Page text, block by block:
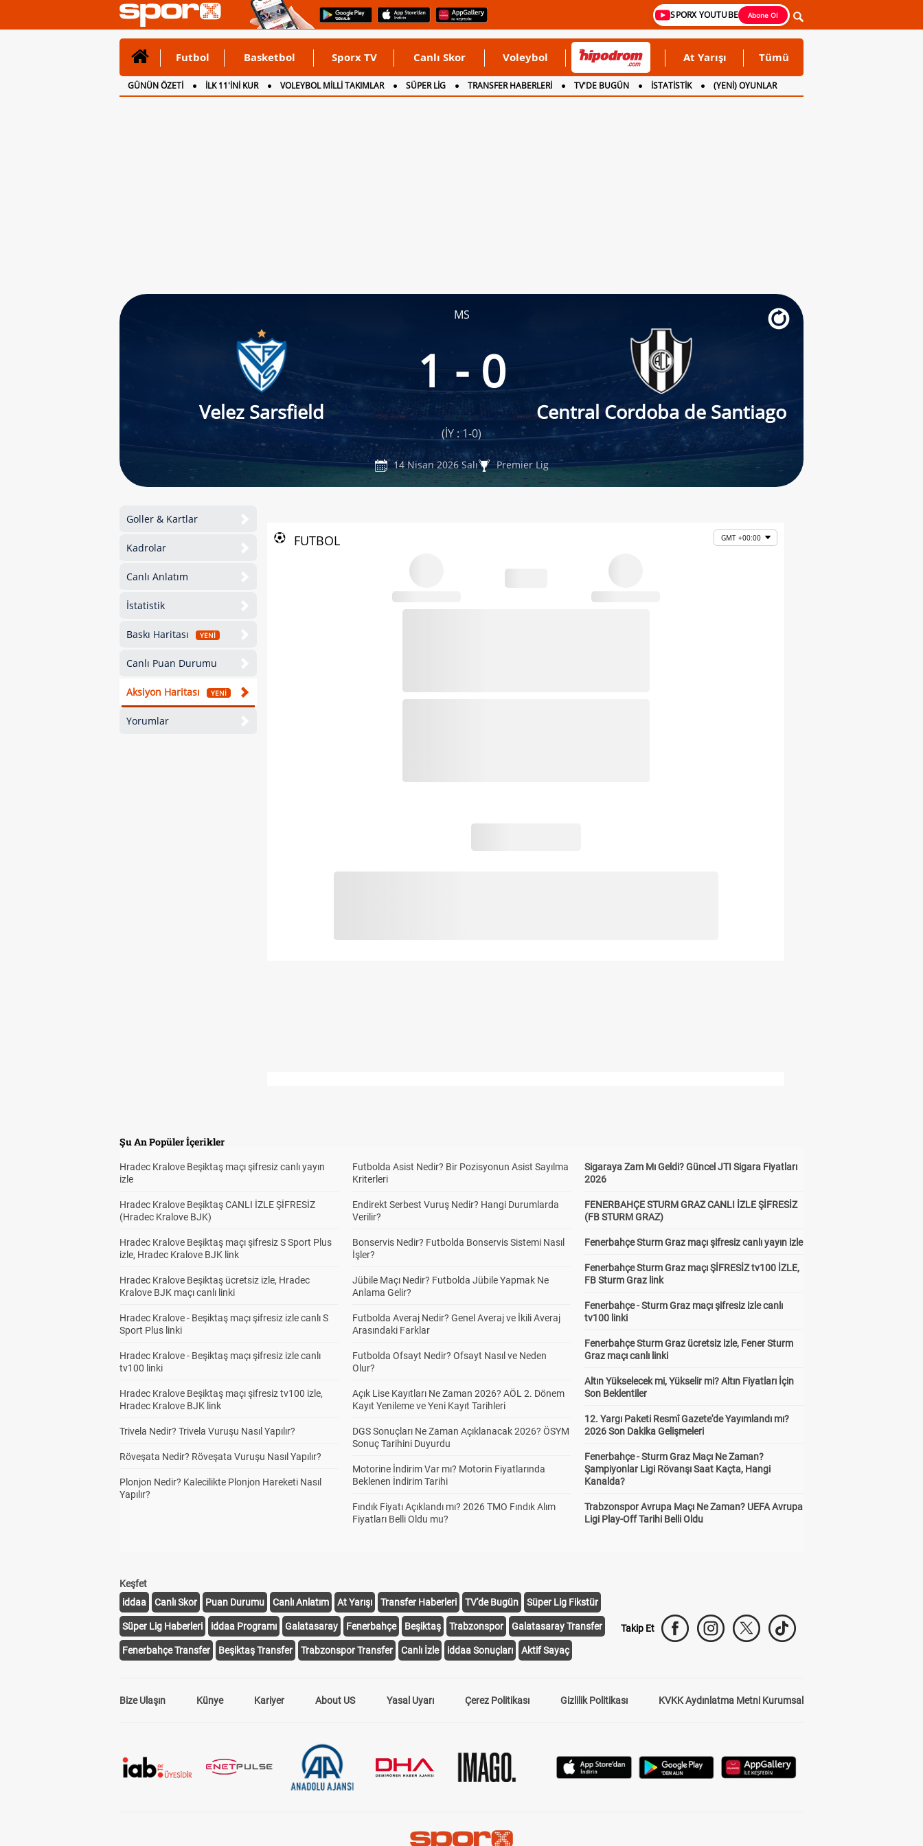
SPORX YOUTUBE Abone Ol
Futbol Basketbol Sporx TV Canlı Skor Voleybol At Yarışı Tümü
GÜNÜN ÖZETİ İLK 11'İNİ KUR VOLEYBOL MİLLİ TAKIMLAR SÜPER LİG TRANSFER HABERLERİ TV'DE BUGÜN İSTATİSTİK
(YENİ) OYUNLAR
CANLI ANLATIM
İNGİLTERE
MS
Velez Sarsfield
1 - 0
Central Cordoba de Santiago
(İY : 1-0)
14 Nisan 2026 Salı Premier Lig
Goller & Kartlar
Kadrolar
Canlı Anlatım
İstatistik
Baskı Haritası YENİ
Canlı Puan Durumu
Aksiyon Haritası YENİ
Yorumlar
FUTBOL GMT +00:00
Şu An Popüler İçerikler
Hradec Kralove Beşiktaş maçı şifresiz canlı yayın
izle
Hradec Kralove Beşiktaş CANLI İZLE ŞİFRESİZ
(Hradec Kralove BJK)
Hradec Kralove Beşiktaş maçı şifresiz S Sport Plus
izle, Hradec Kralove BJK link
Hradec Kralove Beşiktaş ücretsiz izle, Hradec
Kralove BJK maçı canlı linki
Hradec Kralove - Beşiktaş maçı şifresiz izle canlı S
Sport Plus linki
Hradec Kralove - Beşiktaş maçı şifresiz izle canlı
tv100 linki
Hradec Kralove Beşiktaş maçı şifresiz tv100 izle,
Hradec Kralove BJK link
Trivela Nedir? Trivela Vuruşu Nasıl Yapılır?
Röveşata Nedir? Röveşata Vuruşu Nasıl Yapılır?
Plonjon Nedir? Kalecilikte Plonjon Hareketi Nasıl
Yapılır?
Futbolda Asist Nedir? Bir Pozisyonun Asist Sayılma
Kriterleri
Endirekt Serbest Vuruş Nedir? Hangi Durumlarda
Verilir?
Bonservis Nedir? Futbolda Bonservis Sistemi Nasıl
İşler?
Jübile Maçı Nedir? Futbolda Jübile Yapmak Ne
Anlama Gelir?
Futbolda Averaj Nedir? Genel Averaj ve İkili Averaj
Arasındaki Farklar
Futbolda Ofsayt Nedir? Ofsayt Nasıl ve Neden
Olur?
Açık Lise Kayıtları Ne Zaman 2026? AÖL 2. Dönem
Kayıt Yenileme ve Yeni Kayıt Tarihleri
DGS Sonuçları Ne Zaman Açıklanacak 2026? ÖSYM
Sonuç Tarihini Duyurdu
Motorine İndirim Var mı? Motorin Fiyatlarında
Beklenen İndirim Tarihi
Fındık Fiyatı Açıklandı mı? 2026 TMO Fındık Alım
Fiyatları Belli Oldu mu?
Sigaraya Zam Mı Geldi? Güncel JTI Sigara Fiyatları
2026
FENERBAHÇE STURM GRAZ CANLI İZLE ŞİFRESİZ
(FB STURM GRAZ)
Fenerbahçe Sturm Graz maçı şifresiz canlı yayın izle
Fenerbahçe Sturm Graz maçı ŞİFRESİZ tv100 İZLE,
FB Sturm Graz link
Fenerbahçe - Sturm Graz maçı şifresiz izle canlı
tv100 linki
Fenerbahçe Sturm Graz ücretsiz izle, Fener Sturm
Graz maçı canlı linki
Altın Yükselecek mi, Yükselir mi? Altın Fiyatları İçin
Son Beklentiler
12. Yargı Paketi Resmî Gazete'de Yayımlandı mı?
2026 Son Dakika Gelişmeleri
Fenerbahçe - Sturm Graz Maçı Ne Zaman?
Şampiyonlar Ligi Rövanşı Saat Kaçta, Hangi
Kanalda?
Trabzonspor Avrupa Maçı Ne Zaman? UEFA Avrupa
Ligi Play-Off Tarihi Belli Oldu
Keşfet
iddaa
Canlı Skor Puan Durumu Canlı Anlatım At Yarışı Transfer Haberleri TV'de Bugün Süper Lig Fikstür
Süper Lig Haberleri iddaa Programı Galatasaray Fenerbahçe Beşiktaş Trabzonspor Galatasaray Transfer
Fenerbahçe Transfer Beşiktaş Transfer Trabzonspor Transfer Canlı İzle iddaa Sonuçları Aktif Sayaç
Takip Et
Bize Ulaşın Künye Kariyer About US Yasal Uyarı Çerez Politikası Gizlilik Politikası KVKK Aydınlatma Metni Kurumsal